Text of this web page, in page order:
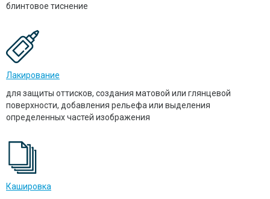
блинтовое тиснение
Лакирование
для защиты оттисков, создания матовой или глянцевой
поверхности, добавления рельефа или выделения
определенных частей изображения
Кашировка